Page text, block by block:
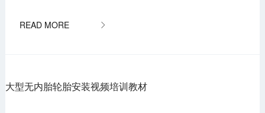

大型无内胎轮胎安装视频培训教材